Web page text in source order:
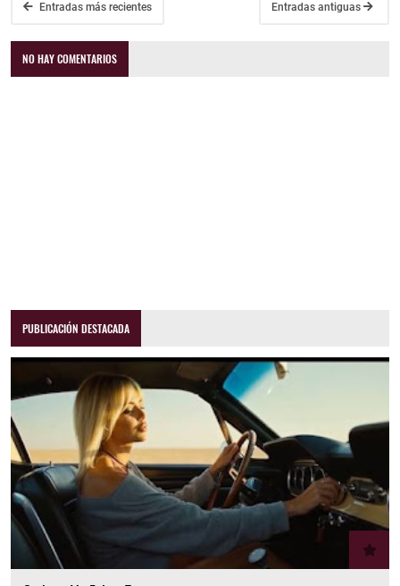
Entradas más recientes Entradas antiguas
NO HAY COMENTARIOS
PUBLICACIÓN DESTACADA